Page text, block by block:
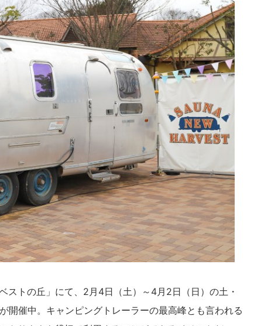
トの丘」にて、2月4日（土）～4月2日（日）の土・
開催中。キャンピングトレーラーの最高峰とも言われる